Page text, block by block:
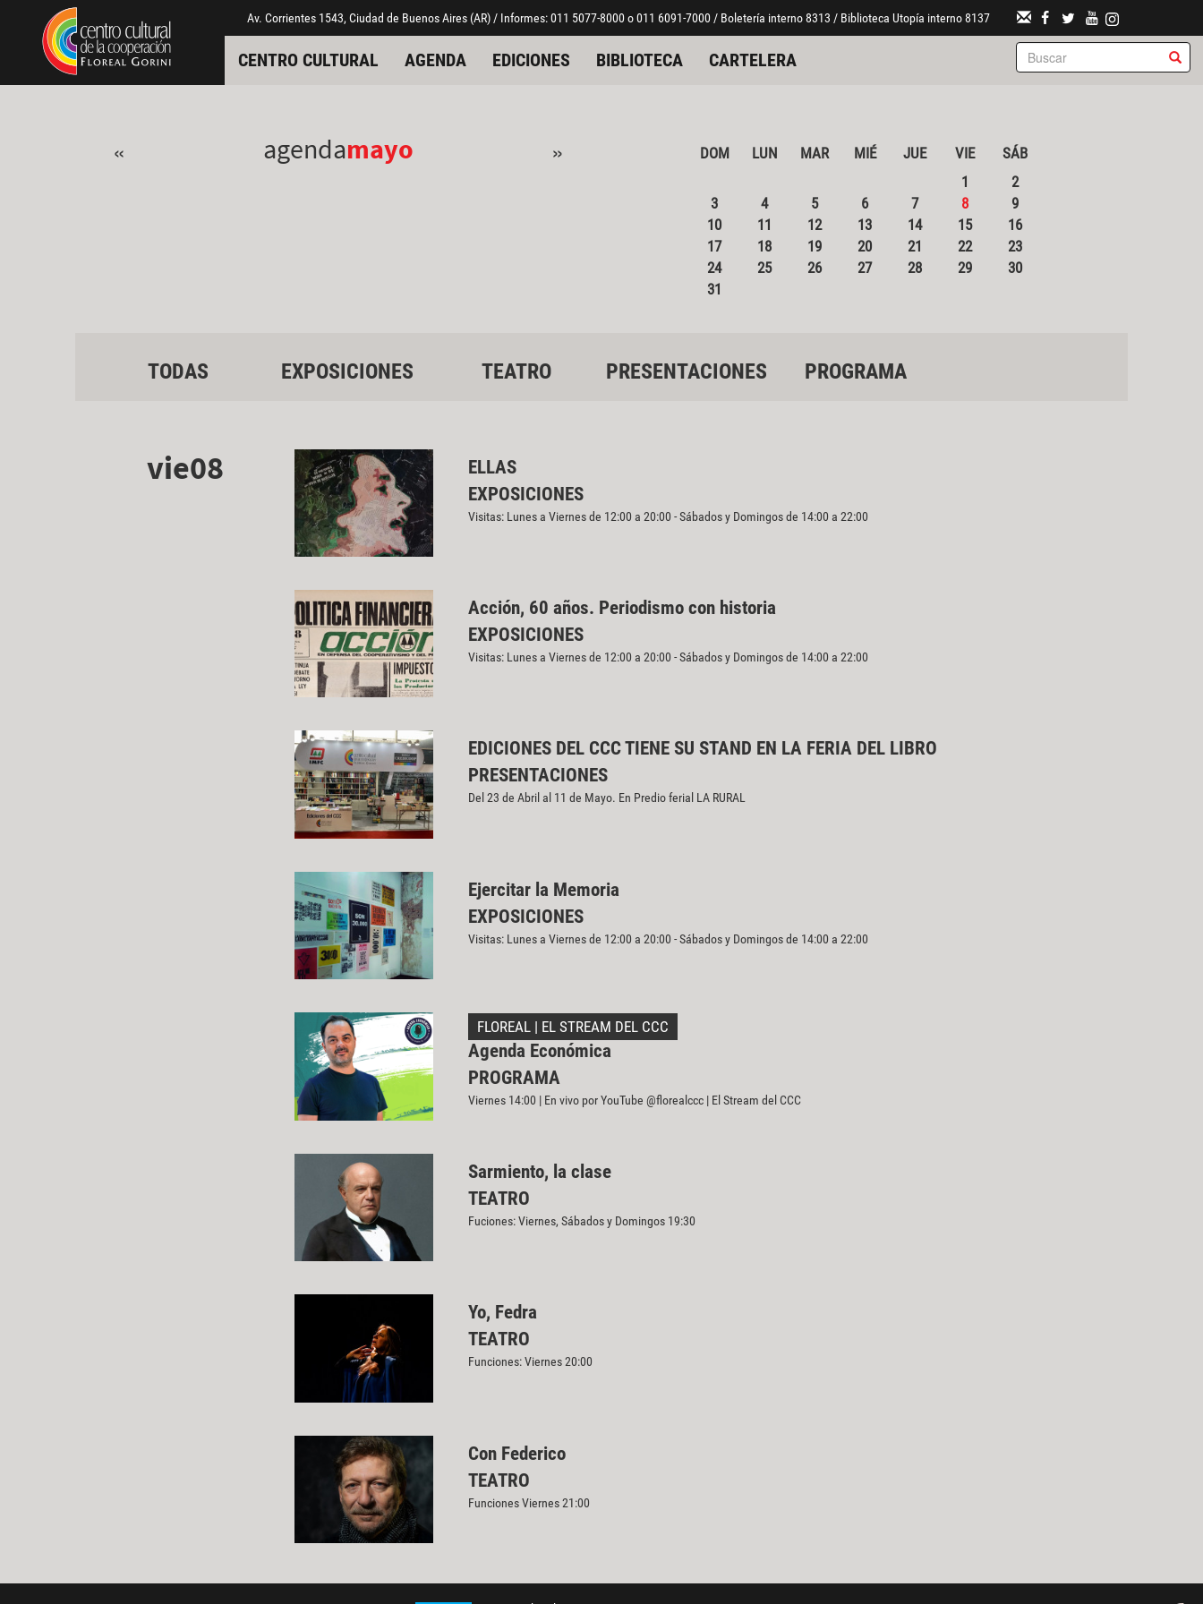
Pasar al contenido principal
Jump to main content Av. Corrientes 1543, Ciudad de Buenos Aires (AR) / Informes: 011 5077-8000 o 011 6091-7000 / Boletería interno 8313 / Biblioteca Utopía interno 8137
CENTRO CULTURAL AGENDA EDICIONES BIBLIOTECA CARTELERA
« agendamayo » DOM LUN MAR MIÉ JUE VIE
SÁB
1
2
3
4 5 6 7 8
9
10
11 12 13 14 15
16
17
18 19 20 21 22
23
24
25 26 27 28 29
30
31
TODAS EXPOSICIONES TEATRO PRESENTACIONES PROGRAMA
vie08
ELLAS
EXPOSICIONES
Visitas: Lunes a Viernes de 12:00 a 20:00 - Sábados y Domingos de 14:00 a 22:00
Acción, 60 años. Periodismo con historia
EXPOSICIONES
Visitas: Lunes a Viernes de 12:00 a 20:00 - Sábados y Domingos de 14:00 a 22:00
EDICIONES DEL CCC TIENE SU STAND EN LA FERIA DEL LIBRO
PRESENTACIONES
Del 23 de Abril al 11 de Mayo. En Predio ferial LA RURAL
Ejercitar la Memoria
EXPOSICIONES
Visitas: Lunes a Viernes de 12:00 a 20:00 - Sábados y Domingos de 14:00 a 22:00
FLOREAL | EL STREAM DEL CCC
Agenda Económica
PROGRAMA
Viernes 14:00 | En vivo por YouTube @florealccc | El Stream del CCC
Sarmiento, la clase
TEATRO
Fuciones: Viernes, Sábados y Domingos 19:30
Yo, Fedra
TEATRO
Funciones: Viernes 20:00
Con Federico
TEATRO
Funciones Viernes 21:00